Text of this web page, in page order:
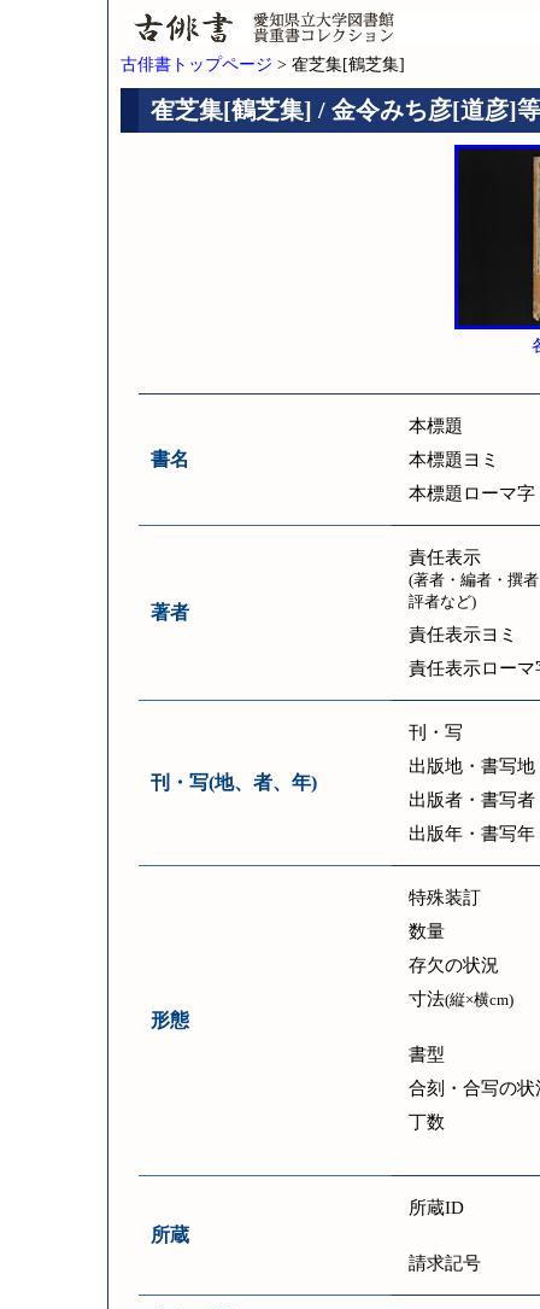
古俳書トップページ > 隺芝集[鶴芝集]
隺芝集[鶴芝集] / 金令みち彦[道彦]
書名
本標題
本標題ヨミ
本標題ローマ字
著者
責任表示
(著者・編者・撰
評者など)
責任表示ヨミ
責任表示ローマ
刊・写(地、者、年)
刊・写
出版地・書写地
出版者・書写者
出版年・書写年
形態
特殊装訂
数量
存欠の状況
寸法(縦×横cm)
書型
合刻・合写の状
丁数
所蔵
所蔵ID
請求記号